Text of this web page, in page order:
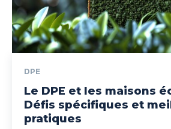
DPE
Le DPE et les maisons
Défis spécifiques et
pratiques